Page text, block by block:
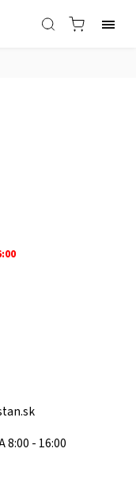
8:00 - 16:00